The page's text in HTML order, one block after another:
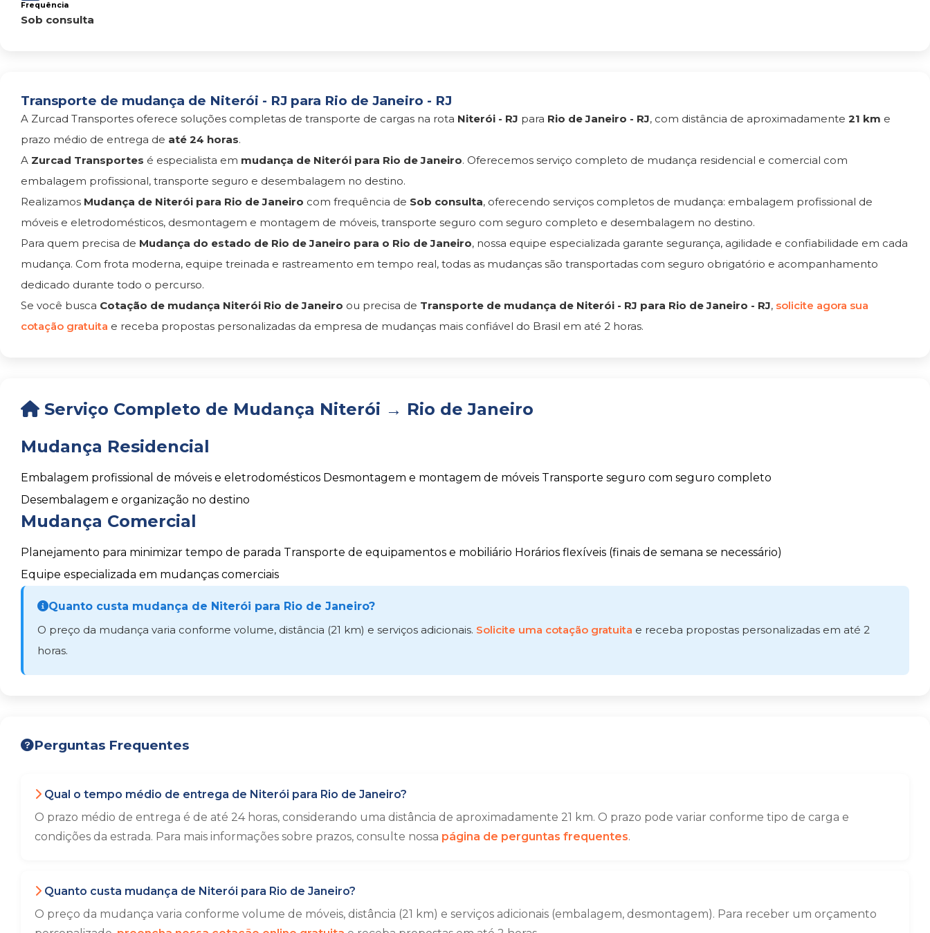
Frequência
Sob consulta
Transporte de mudança de Niterói - RJ para Rio de Janeiro - RJ
A Zurcad Transportes oferece soluções completas de transporte de cargas na rota Niterói - RJ para Rio de Janeiro - RJ, com distância de aproximadamente 21 km e
prazo médio de entrega de até 24 horas.
A Zurcad Transportes é especialista em mudança de Niterói para Rio de Janeiro. Oferecemos serviço completo de mudança residencial e comercial com
embalagem profissional, transporte seguro e desembalagem no destino.
Realizamos Mudança de Niterói para Rio de Janeiro com frequência de Sob consulta, oferecendo serviços completos de mudança: embalagem profissional de
móveis e eletrodomésticos, desmontagem e montagem de móveis, transporte seguro com seguro completo e desembalagem no destino.
Para quem precisa de Mudança do estado de Rio de Janeiro para o Rio de Janeiro, nossa equipe especializada garante segurança, agilidade e confiabilidade em cada
mudança. Com frota moderna, equipe treinada e rastreamento em tempo real, todas as mudanças são transportadas com seguro obrigatório e acompanhamento
dedicado durante todo o percurso.
Se você busca Cotação de mudança Niterói Rio de Janeiro ou precisa de Transporte de mudança de Niterói - RJ para Rio de Janeiro - RJ, solicite agora sua
cotação gratuita e receba propostas personalizadas da empresa de mudanças mais confiável do Brasil em até 2 horas.
Serviço Completo de Mudança Niterói → Rio de Janeiro
Mudança Residencial
Embalagem profissional de móveis e eletrodomésticos Desmontagem e montagem de móveis Transporte seguro com seguro completo
Desembalagem e organização no destino
Mudança Comercial
Planejamento para minimizar tempo de parada Transporte de equipamentos e mobiliário Horários flexíveis (finais de semana se necessário)
Equipe especializada em mudanças comerciais
Quanto custa mudança de Niterói para Rio de Janeiro?
O preço da mudança varia conforme volume, distância (21 km) e serviços adicionais. Solicite uma cotação gratuita e receba propostas personalizadas em até 2
horas.
Perguntas Frequentes
Qual o tempo médio de entrega de Niterói para Rio de Janeiro?
O prazo médio de entrega é de até 24 horas, considerando uma distância de aproximadamente 21 km. O prazo pode variar conforme tipo de carga e
condições da estrada. Para mais informações sobre prazos, consulte nossa página de perguntas frequentes.
Quanto custa mudança de Niterói para Rio de Janeiro?
O preço da mudança varia conforme volume de móveis, distância (21 km) e serviços adicionais (embalagem, desmontagem). Para receber um orçamento